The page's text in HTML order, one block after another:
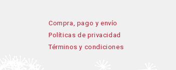
Compra, pago y envío
Políticas de privacidad
Términos y condiciones